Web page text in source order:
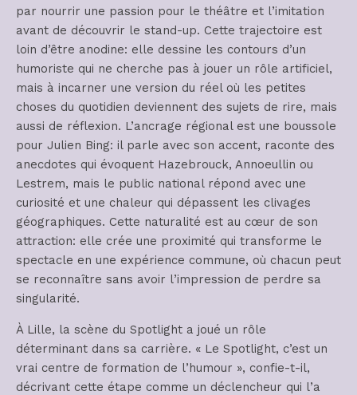
par nourrir une passion pour le théâtre et l’imitation
avant de découvrir le stand-up. Cette trajectoire est
loin d’être anodine: elle dessine les contours d’un
humoriste qui ne cherche pas à jouer un rôle artificiel,
mais à incarner une version du réel où les petites
choses du quotidien deviennent des sujets de rire, mais
aussi de réflexion. L’ancrage régional est une boussole
pour Julien Bing: il parle avec son accent, raconte des
anecdotes qui évoquent Hazebrouck, Annoeullin ou
Lestrem, mais le public national répond avec une
curiosité et une chaleur qui dépassent les clivages
géographiques. Cette naturalité est au cœur de son
attraction: elle crée une proximité qui transforme le
spectacle en une expérience commune, où chacun peut
se reconnaître sans avoir l’impression de perdre sa
singularité.
À Lille, la scène du Spotlight a joué un rôle
déterminant dans sa carrière. « Le Spotlight, c’est un
vrai centre de formation de l’humour », confie-t-il,
décrivant cette étape comme un déclencheur qui l’a